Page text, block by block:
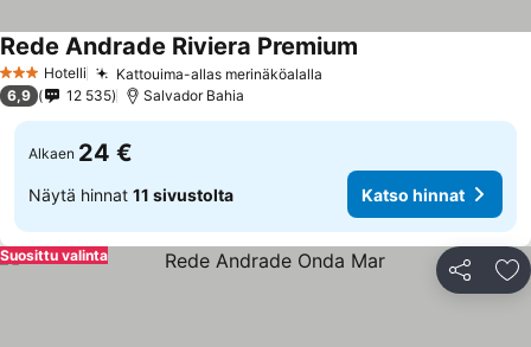
3 Tähtiluokitus
Hotelli Kattouima-allas merinäköalalla
Rede Andrade Riviera Premium
6,9 12 535 Salvador Bahia
Alkaen 24 €
Näytä hinnat 11 sivustolta Katso hinnat
Jaa
Suosittu valinta